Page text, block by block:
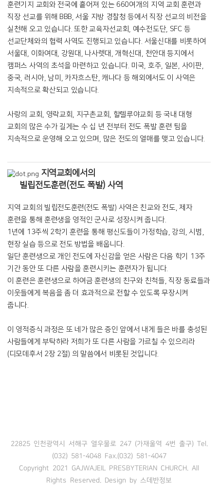
훈련기지 교회와 전국에 흩어져 있는 660여개의 지역 교회 훈련과
직장 선교를 위해 BBB, 서울 지방 경찰청 등에서 직장 선교의 비전을
실천해 오고 있습니다. 또한 교육자선교회, 예수전도단, SFC 등
선교단체와의 협력 사역도 진행되고 있습니다. 서울신대를 비롯하여
서울대, 이화여대, 강원대, 나사렛대, 개혁신대, 천안대 등지에서
캠퍼스 사역의 초석을 마련하고 있습니다. 미국, 호주, 일본, 사이판,
중국, 러시아, 남미, 카자흐스탄, 캐나다 등 해외에서도 이 사역은
지속적으로 확산되고 있습니다.
사랑의 교회, 영락교회, 지구촌교회, 할렐루야교회 등 국내 대형
교회의 많은 수가 길게는 수 십 년 전부터 전도 폭발 훈련 팀을
지속적으로 운영해 오고 있으며, 많은 전도의 열매를 맺고 있습니다.
지역교회에서의
빌립전도훈련(전도 폭발) 사역
지역 교회의 빌립전도훈련(전도 폭발) 사역은 친교와 전도, 제자
훈련을 통해 훈련생을 영적인 군사로 성장시켜 줍니다.
1년에 13주씩 2학기 훈련을 통해 평신도들이 가정학습, 강의, 시범,
현장 실습 등으로 전도 방법을 배웁니다.
일단 훈련생으로 개인 전도에 자신감을 얻은 사람은 다음 학기 13주
기간 동안 또 다른 사람을 훈련시키는 훈련자가 됩니다.
이 훈련은 훈련생으로 하여금 훈련생의 친구와 친척들, 직장 동료들과
이웃들에게 복음을 좀 더 효과적으로 전할 수 있도록 무장시켜
줍니다.
이 영적증식 과정은 또 네가 많은 증인 앞에서 내게 들은 바를 충성된
사람들에게 부탁하라 저희가 또 다른 사람을 가르칠 수 있으리라
(디모데후서 2장 2절) 의 말씀에서 비롯된 것입니다.
22825 인천광역시 서해구 열우물로 247 (가재울역 4번 출구) Tel.
(032) 581-4048 Fax.(032) 581-4047
Copyright 2021 GAJWAJEIL PRESBYTERIAN CHURCH. All
Rights Reserved. Design by 스데반정보